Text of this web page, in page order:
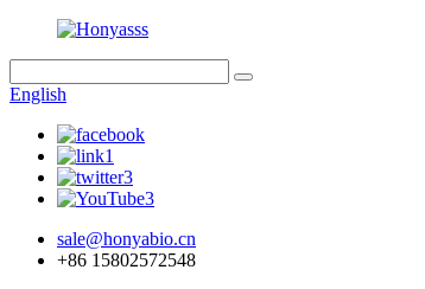
English
sale@honyabio.cn
+86 15802572548